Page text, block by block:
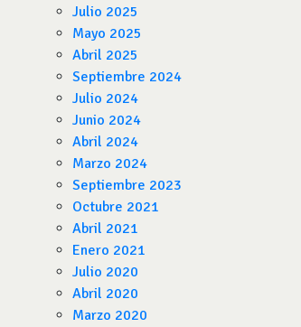
Julio 2025
Mayo 2025
Abril 2025
Septiembre 2024
Julio 2024
Junio 2024
Abril 2024
Marzo 2024
Septiembre 2023
Octubre 2021
Abril 2021
Enero 2021
Julio 2020
Abril 2020
Marzo 2020